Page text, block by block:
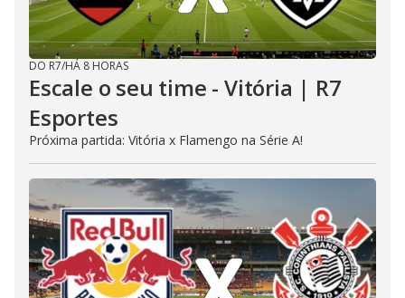
DO R7/HÁ 8 HORAS
Escale o seu time - Vitória | R7
Esportes
Próxima partida: Vitória x Flamengo na Série A!